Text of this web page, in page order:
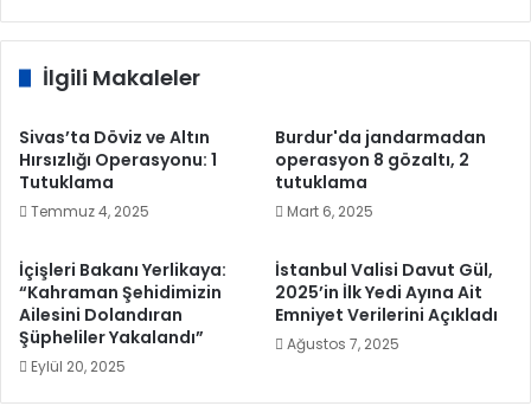
İlgili Makaleler
Sivas’ta Döviz ve Altın
Hırsızlığı Operasyonu: 1
Tutuklama
Temmuz 4, 2025
Burdur'da jandarmadan
operasyon 8 gözaltı, 2
tutuklama
Mart 6, 2025
İçişleri Bakanı Yerlikaya:
“Kahraman Şehidimizin
Ailesini Dolandıran
Şüpheliler Yakalandı”
Eylül 20, 2025
İstanbul Valisi Davut Gül,
2025’in İlk Yedi Ayına Ait
Emniyet Verilerini Açıkladı
Ağustos 7, 2025